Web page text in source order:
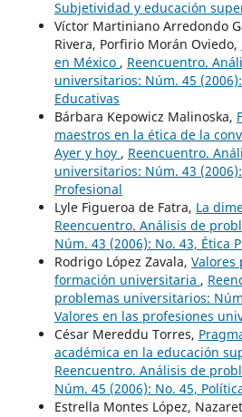
Subjetividad y educación
Víctor Martiniano Arredondo
Rivera, Porfirio Morán Oviedo,
en México , Reencuentro.
universitarios: Núm. 45
Educativas
Bárbara Kepowicz Malinoska,
maestros en la ética de la
Ayer y hoy , Reencuentro.
universitarios: Núm. 43
Profesional
Lyle Figueroa de Fatra, La
Reencuentro. Análisis de
Núm. 43 (2006): No. 43, Ética
Rodrigo López Zavala, Valores
formación universitaria ,
problemas universitarios:
Valores en las profesiones
César Mereddu Torres,
académica en la educación
Reencuentro. Análisis de
Núm. 45 (2006): No. 45,
Estrella Montes López,